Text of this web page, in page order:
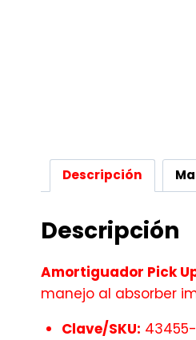
Descripción
Descripción
Amortiguador Pick
manejo al absorber
Clave/SKU: